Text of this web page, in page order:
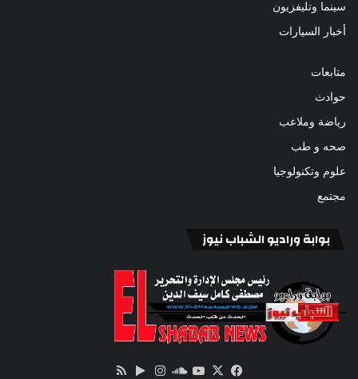
سينما وتليفزيون
أخبار السيارات
متابعات
حوادث
رياضة وملاعب
صحه و طب
علوم وتكنولوجيا
مجتمع
بوابة وراديو الشباب نيوز
فيسبوك
‫X
‫YouTube
ساوندانستقرام‏Google